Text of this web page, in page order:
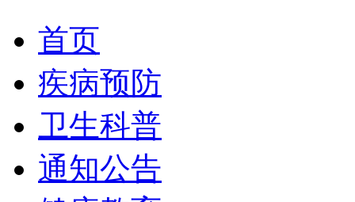
首页
疾病预防
卫生科普
通知公告